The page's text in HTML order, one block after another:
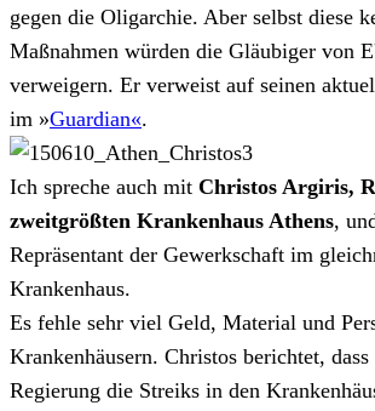
gegen die Oligarchie. Aber selbst diese
Maßnahmen würden die Gläubiger von
verweigern. Er verweist auf seinen
im »Guardian«.
Ich spreche auch mit Christos Argiris,
zweitgrößten Krankenhaus Athens,
Repräsentant der Gewerkschaft im
Krankenhaus.
Es fehle sehr viel Geld, Material und
Krankenhäusern. Christos berichtet,
Regierung die Streiks in den